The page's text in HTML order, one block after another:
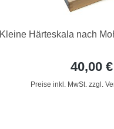
Kleine Härteskala nach
40,00 €
Preise inkl. MwSt. zzgl.